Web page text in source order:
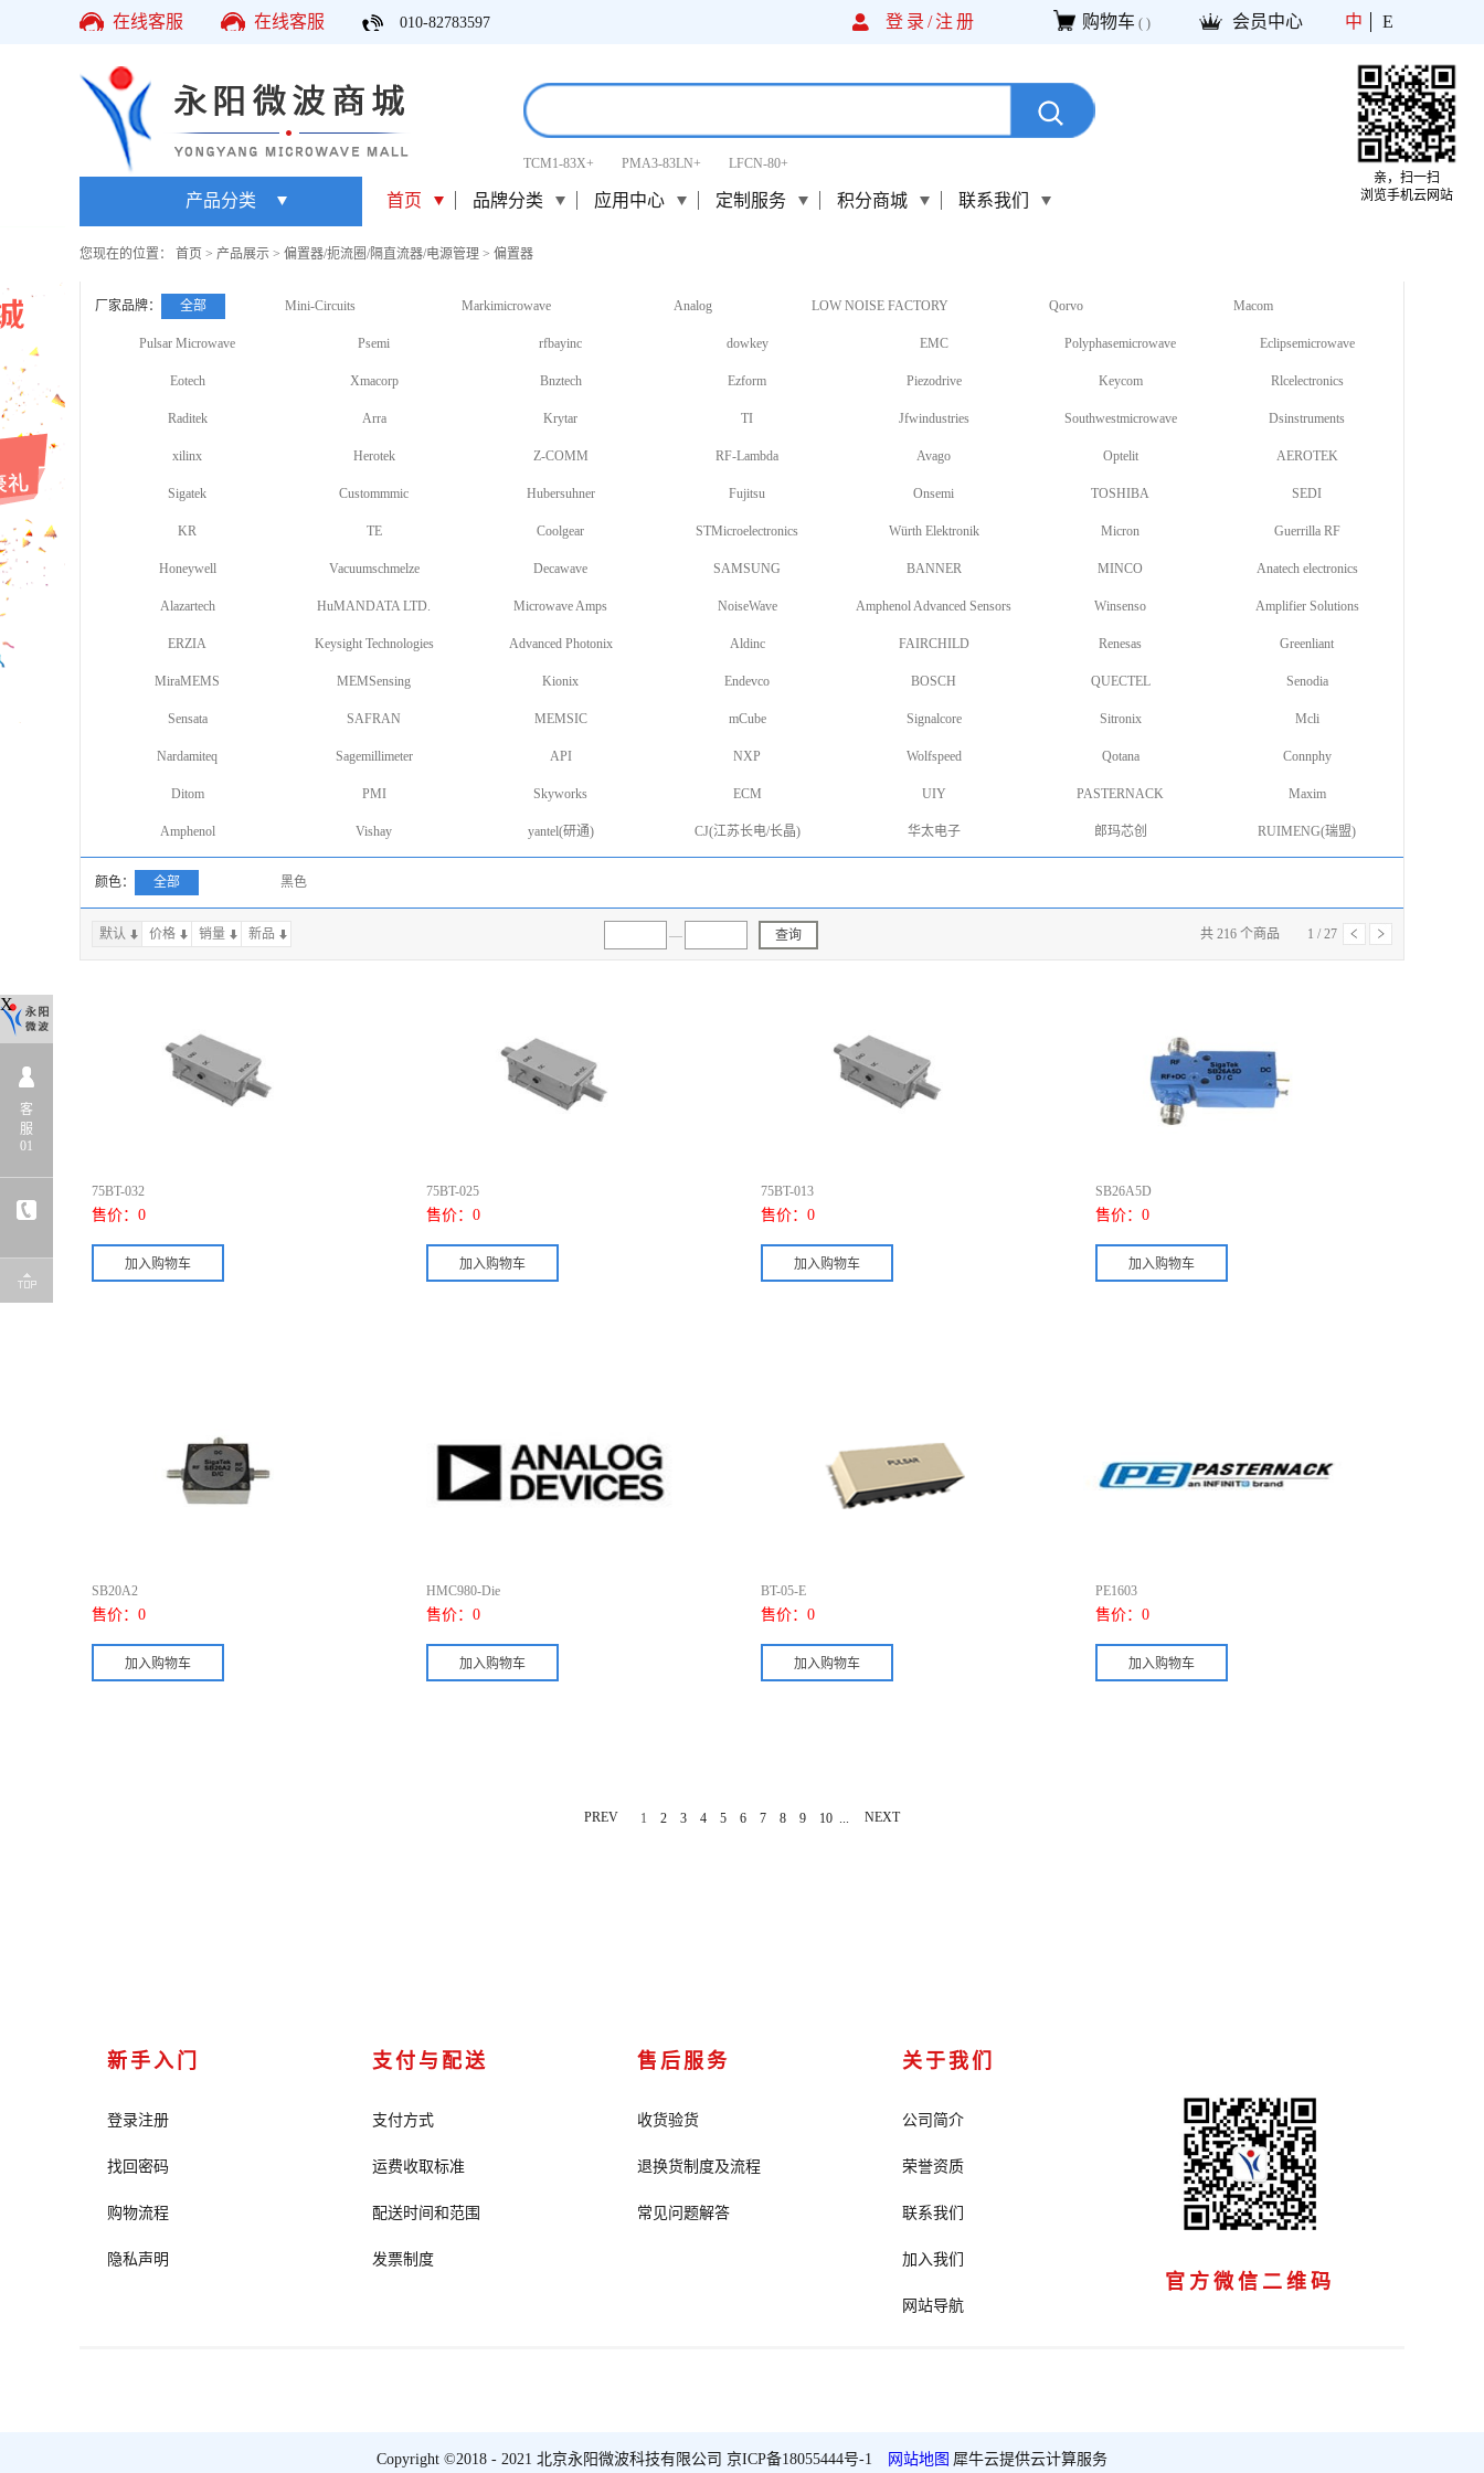
在线客服 在线客服 010-82783597 登录/注册 购物车 ( ) 会员中心 中 E
TCM1-83X+ PMA3-83LN+ LFCN-80+
产品分类 首页 品牌分类 应用中心 定制服务 积分商城 联系我们
您现在的位置： 首页 > 产品展示 > 偏置器/扼流圈/隔直流器/电源管理 > 偏置器
厂家品牌： 全部 Mini-Circuits Markimicrowave Analog LOW NOISE FACTORY Qorvo Macom
Pulsar Microwave Psemi rfbayinc dowkey EMC Polyphasemicrowave Eclipsemicrowave
Eotech Xmacorp Bnztech Ezform Piezodrive Keycom Rlcelectronics
Raditek Arra Krytar TI Jfwindustries Southwestmicrowave Dsinstruments
xilinx Herotek Z-COMM RF-Lambda Avago Optelit AEROTEK
Sigatek Custommmic Hubersuhner Fujitsu Onsemi TOSHIBA SEDI
KR TE Coolgear STMicroelectronics Würth Elektronik Micron Guerrilla RF
Honeywell Vacuumschmelze Decawave SAMSUNG BANNER MINCO Anatech electronics
Alazartech HuMANDATA LTD. Microwave Amps NoiseWave Amphenol Advanced Sensors Winsenso Amplifier Solutions
ERZIA Keysight Technologies Advanced Photonix Aldinc FAIRCHILD Renesas Greenliant
MiraMEMS MEMSensing Kionix Endevco BOSCH QUECTEL Senodia
Sensata SAFRAN MEMSIC mCube Signalcore Sitronix Mcli
Nardamiteq Sagemillimeter API NXP Wolfspeed Qotana Connphy
Ditom PMI Skyworks ECM UIY PASTERNACK Maxim
Amphenol Vishay yantel(研通) CJ(江苏长电/长晶) 华太电子 郎玛芯创 RUIMENG(瑞盟)
颜色： 全部 黑色
默认 价格 销量 新品 — 查询 共 216 个商品 1 / 27
上一页下一页
75BT-032
售价： 0
75BT-025
售价： 0
75BT-013
售价： 0
SB26A5D
售价： 0
SB20A2
售价： 0
HMC980-Die
售价： 0
BT-05-E
售价： 0
PE1603
售价： 0
PREV 1 2 3 4 5 6 7 8 9 10 NEXT
新手入门
登录注册
找回密码
购物流程
隐私声明
支付与配送
支付方式
运费收取标准
配送时间和范围
发票制度
售后服务
收货验货
退换货制度及流程
常见问题解答
关于我们
公司简介
荣誉资质
联系我们
加入我们
网站导航
官方微信二维码
Copyright ©2018 - 2021 北京永阳微波科技有限公司 京ICP备18055444号-1 网站地图 犀牛云提供云计算服务
X
客
服
01
亲，扫一扫
浏览手机云网站